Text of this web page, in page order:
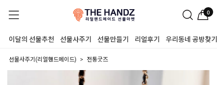
0
이달의 선물추천 선물사주기 선물만들기 리얼후기 우리동네 공방찾기
선물사주기(리얼핸드메이드) 전통굿즈